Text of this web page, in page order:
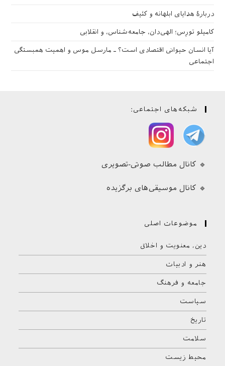
دربارهٔ هدایای ابلهانه و کثیف
کامیلو تورِس؛ الهی‌دان، جامعه‌شناس، و انقلابی
آیا انسان حیوانی اقتصادی است؟ ـ مارسل موس و اهمیت همبستگی
اجتماعی
شبکه‌های اجتماعی:
🔹 کانال مطالب صوتی-تصویری
🔹 کانال موسیقی‌های برگزیده
موضوعات اصلی
دین، معنویت و اخلاق
هنر و ادبیات
جامعه و فرهنگ
سیاست
تاریخ
سلامت
محیط زیست